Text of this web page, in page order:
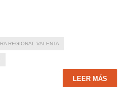
REGIONAL VALENTA
LEER MÁS